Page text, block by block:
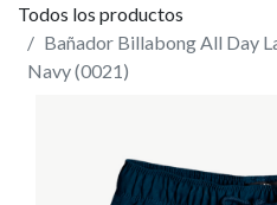
Todos los productos
Bañador Billabong All Day
Navy (0021)